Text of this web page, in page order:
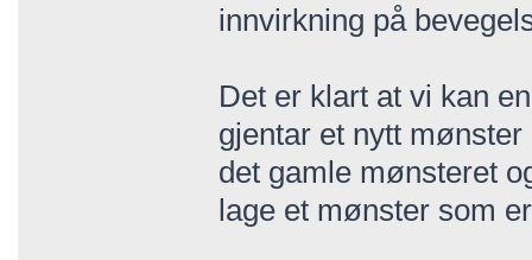
innvirkning på
Det er klart at vi kan
gjentar et nytt
det gamle mønsteret
lage et mønster som